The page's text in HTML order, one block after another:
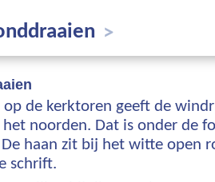
>
op de kerktoren geeft de
het noorden. Dat is onder de
haan zit bij het witte open
schrift.